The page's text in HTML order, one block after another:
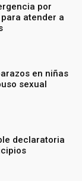
por
atender a
en niñas
sexual
declaratoria